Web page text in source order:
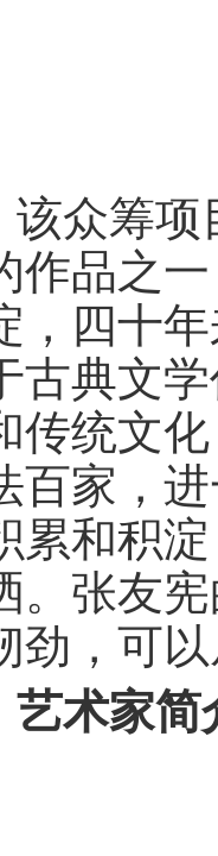
该众筹项
作品之
，四十
古典文
传统文
百家，
累和积
。张友
劲，可
艺术家简